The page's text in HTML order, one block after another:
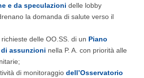
e da speculazioni delle lobby
la domanda di salute verso il
delle OO.SS. di un Piano
assunzioni nella P. A. con priorità alle
di monitoraggio dell’Osservatorio